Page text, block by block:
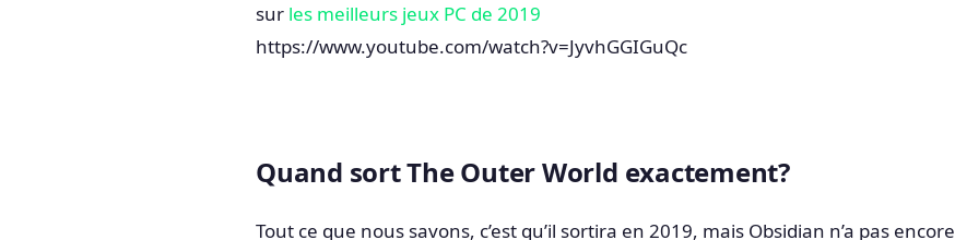
sur les meilleurs jeux PC de 2019
https://www.youtube.com/watch?v=JyvhGGIGuQc
Quand sort The Outer World exactement?
Tout ce que nous savons, c’est qu’il sortira en 2019, mais Obsidian n’a pas encore